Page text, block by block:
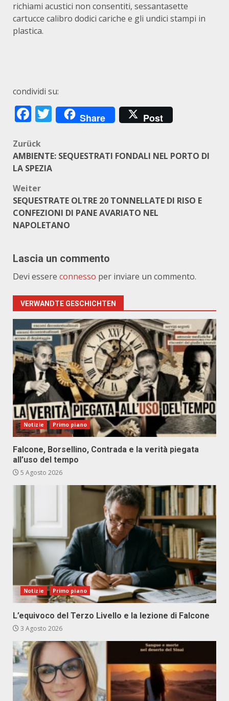
richiami acustici non consentiti, sessantasette
cartucce calibro dodici cariche e gli undici stampi in
plastica.
condividi su:
Facebook
Twitter
Share Post
Beitragsnavigation
Zurück
AMBIENTE: SEQUESTRATI FONDALI NEL PORTO DI
LA SPEZIA
Weiter
SEQUESTRATE OLTRE 20 TONNELLATE DI RISO E
CONFEZIONI DI PANE AVARIATO NEL
NAPOLETANO
Lascia un commento
Devi essere connesso per inviare un commento.
VERWANDTE GESCHICHTEN
Notizie Primo piano
Falcone, Borsellino, Contrada e la verità piegata
all’uso del tempo
5 Agosto 2026
Notizie Primo piano
L’equivoco del Terzo Livello e la lezione di Falcone
3 Agosto 2026